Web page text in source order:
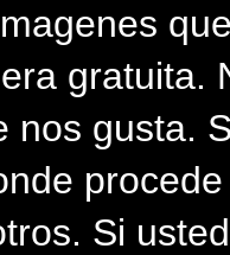
gratuita.
nos gusta.
Si